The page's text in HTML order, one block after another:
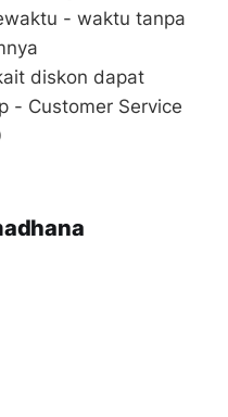
- waktu tanpa
diskon dapat
- Customer Service